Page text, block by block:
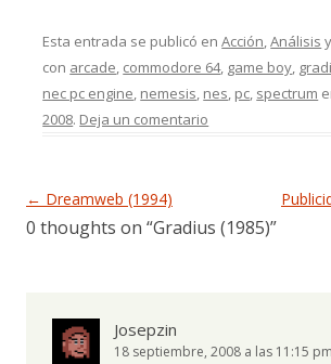
Esta entrada se publicó enAcción,Análisis
con arcade, commodore 64, game boy,
nec pc engine, nemesis, nes, pc, spectrum
2008. Deja un comentario
Navegación de entradas
← Dreamweb (1994)
0 thoughts on “Gradius (1985)”
Josepzin
18 septiembre, 2008 a las 11:15 pm